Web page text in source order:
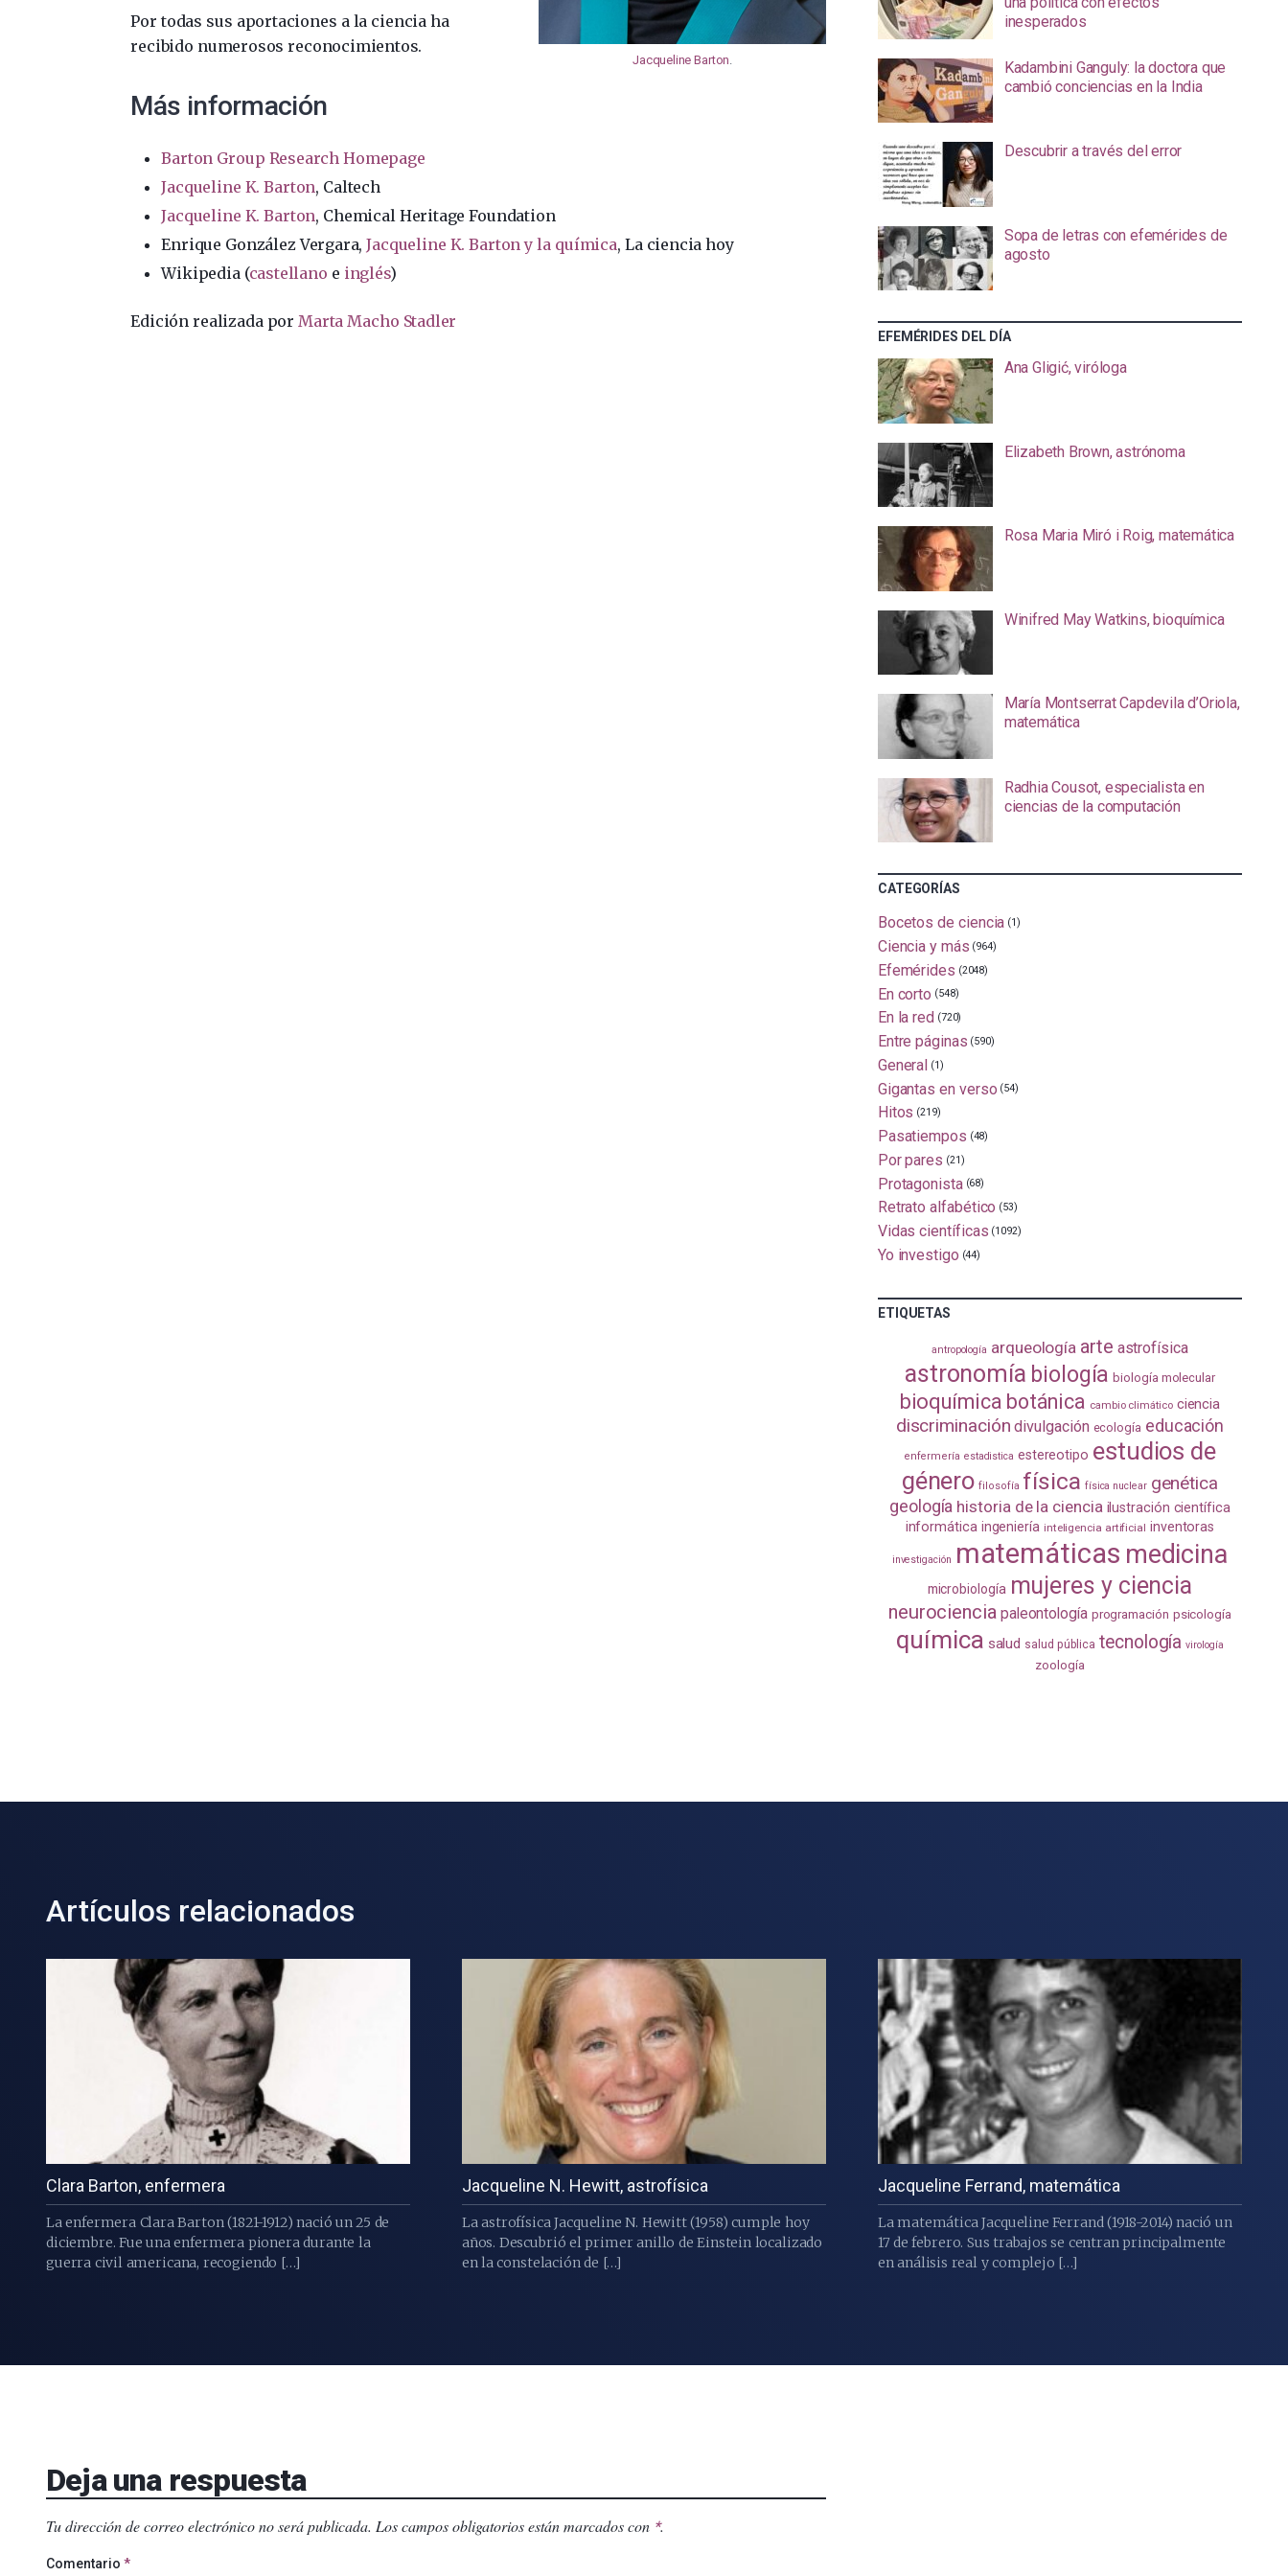
Jacqueline Barton.
Por todas sus aportaciones a la ciencia ha
recibido numerosos reconocimientos.
Más información
Barton Group Research Homepage
Jacqueline K. Barton, Caltech
Jacqueline K. Barton, Chemical Heritage Foundation
Enrique González Vergara,Jacqueline K. Barton y la química, La ciencia hoy
Wikipedia (castellano e inglés)
Edición realizada por Marta Macho Stadler
inesperados
Kadambini Ganguly: la doctora que
cambió conciencias en la India
Descubrir a través del error
Sopa de letras con efemérides de
agosto
EFEMÉRIDES DEL DÍA
Ana Gligić, viróloga
Elizabeth Brown, astrónoma
Rosa Maria Miró i Roig, matemática
Winifred May Watkins, bioquímica
María Montserrat Capdevila d’Oriola,
matemática
Radhia Cousot, especialista en
ciencias de la computación
CATEGORÍAS
Bocetos de ciencia (1)
Ciencia y más (964)
Efemérides (2048)
En corto (548)
En la red (720)
Entre páginas (590)
General (1)
Gigantas en verso (54)
Hitos (219)
Pasatiempos (48)
Por pares (21)
Protagonista (68)
Retrato alfabético (53)
Vidas científicas (1092)
Yo investigo (44)
ETIQUETAS
antropología arqueología arte astrofísica
astronomía biología biología molecular
bioquímica botánica cambio climático ciencia
discriminación divulgación ecología educación
enfermería estadistica estereotipo estudios de
género filosofía física física nuclear genética
geología historia de la ciencia ilustración científica
informática ingeniería inteligencia artificial inventoras
investigación matemáticas medicina
microbiología mujeres y ciencia
neurociencia paleontología programación psicología
química salud salud pública tecnología virología
zoología
Artículos relacionados
Clara Barton, enfermera
La enfermera Clara Barton (1821-1912) nació un 25 de
diciembre. Fue una enfermera pionera durante la
guerra civil americana, recogiendo […]
Jacqueline N. Hewitt, astrofísica
La astrofísica Jacqueline N. Hewitt (1958) cumple hoy
años. Descubrió el primer anillo de Einstein localizado
en la constelación de […]
Jacqueline Ferrand, matemática
La matemática Jacqueline Ferrand (1918-2014) nació un
17 de febrero. Sus trabajos se centran principalmente
en análisis real y complejo […]
Deja una respuesta
Tu dirección de correo electrónico no será publicada. Los campos obligatorios están marcados con *.
Comentario *